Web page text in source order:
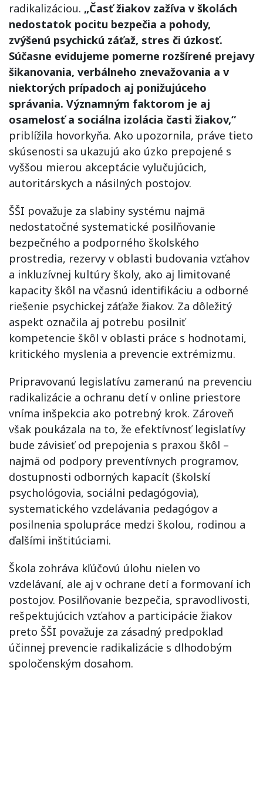
radikalizáciou. „Časť žiakov zažíva v školách
nedostatok pocitu bezpečia a pohody,
zvýšenú psychickú záťaž, stres či úzkosť.
Súčasne evidujeme pomerne rozšírené prejavy
šikanovania, verbálneho znevažovania a v
niektorých prípadoch aj ponižujúceho
správania. Významným faktorom je aj
osamelosť a sociálna izolácia časti žiakov,“
priblížila hovorkyňa. Ako upozornila, práve tieto
skúsenosti sa ukazujú ako úzko prepojené s
vyššou mierou akceptácie vylučujúcich,
autoritárskych a násilných postojov.
ŠŠI považuje za slabiny systému najmä
nedostatočné systematické posilňovanie
bezpečného a podporného školského
prostredia, rezervy v oblasti budovania vzťahov
a inkluzívnej kultúry školy, ako aj limitované
kapacity škôl na včasnú identifikáciu a odborné
riešenie psychickej záťaže žiakov. Za dôležitý
aspekt označila aj potrebu posilniť
kompetencie škôl v oblasti práce s hodnotami,
kritického myslenia a prevencie extrémizmu.
Pripravovanú legislatívu zameranú na prevenciu
radikalizácie a ochranu detí v online priestore
vníma inšpekcia ako potrebný krok. Zároveň
však poukázala na to, že efektívnosť legislatívy
bude závisieť od prepojenia s praxou škôl –
najmä od podpory preventívnych programov,
dostupnosti odborných kapacít (školskí
psychológovia, sociálni pedagógovia),
systematického vzdelávania pedagógov a
posilnenia spolupráce medzi školou, rodinou a
ďalšími inštitúciami.
Škola zohráva kľúčovú úlohu nielen vo
vzdelávaní, ale aj v ochrane detí a formovaní ich
postojov. Posilňovanie bezpečia, spravodlivosti,
rešpektujúcich vzťahov a participácie žiakov
preto ŠŠI považuje za zásadný predpoklad
účinnej prevencie radikalizácie s dlhodobým
spoločenským dosahom.